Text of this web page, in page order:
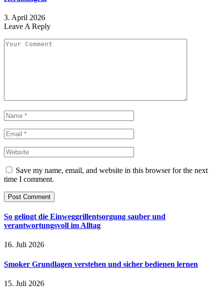
3. April 2026
Leave A Reply
Save my name, email, and website in this browser for the next
time I comment.
So gelingt die Einweggrillentsorgung sauber und
verantwortungsvoll im Alltag
16. Juli 2026
Smoker Grundlagen verstehen und sicher bedienen lernen
15. Juli 2026